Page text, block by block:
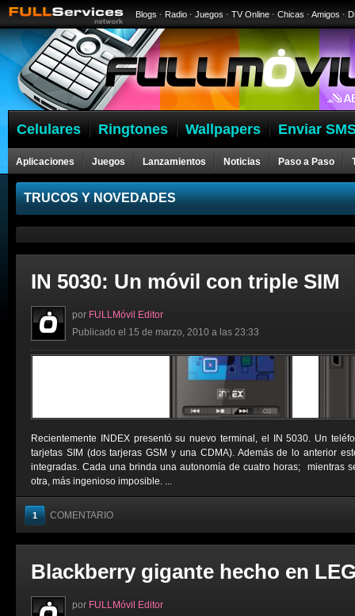
Blogs · Radio · Juegos · TV Online · Chicas · Amigos ·
Celulares Ringtones Wallpapers Enviar
Aplicaciones Juegos Lanzamientos Noticias Paso a Paso
Celulares
TRUCOS Y NOVEDADES
IN 5030: Un móvil con triple SIM
por FULLMóvil Editor
Publicado el 15 de marzo, 2010 a las 23:33
Recientemente INDEX presentó su nuevo terminal, el IN 5030. Un
tarjetas SIM (dos tarjeras GSM y una CDMA). Además de lo anterior
integradas. Cada una brinda una autonomía de cuatro horas; mientras
otra, más ingenioso imposible. ...
1 COMENTARIO
Blackberry gigante hecho en
por FULLMóvil Editor